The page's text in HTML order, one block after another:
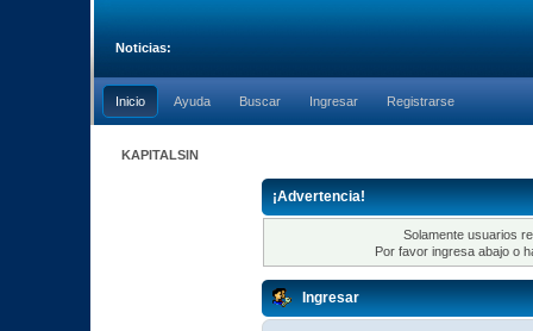
Noticias:
Inicio Ayuda Buscar Ingresar Registrarse
KAPITALSIN
¡Advertencia!
Solamente usuarios
Por favor ingresa abajo o
Ingresar